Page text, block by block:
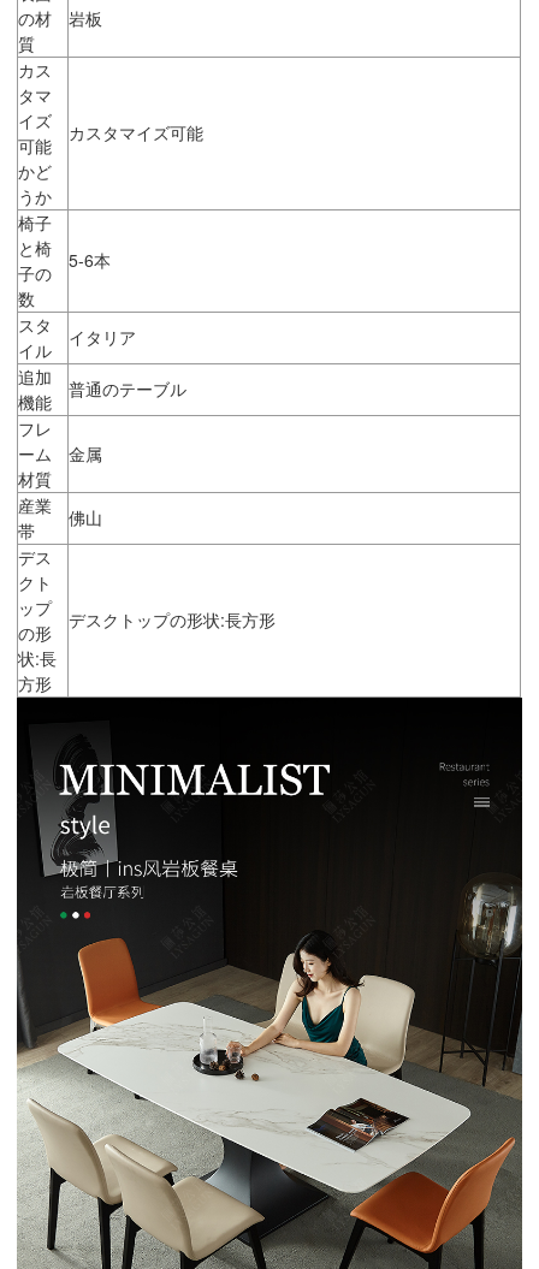
の材
質
岩板
カス
タマ
イズ
可能
かど
うか
カスタマイズ可能
椅子
と椅
子の
数
5-6本
スタ
イル
イタリア
追加
機能
普通のテーブル
フレ
ーム
材質
金属
産業
帯
佛山
デス
クト
ップ
の形
状:長
方形
デスクトップの形状:長方形